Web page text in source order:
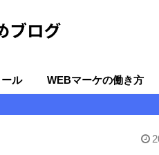
ル WEBマーケの働き方